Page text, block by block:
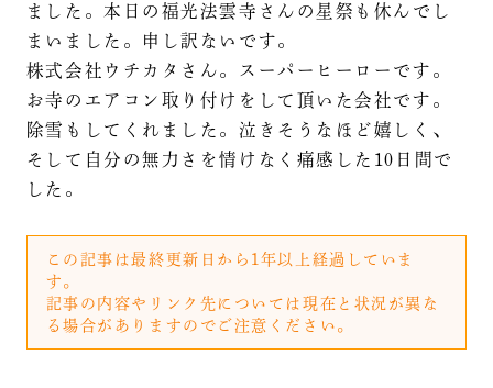
ました。本日の福光法雲寺さんの星祭も休んでし
まいました。申し訳ないです。
株式会社ウチカタさん。スーパーヒーローです。
お寺のエアコン取り付けをして頂いた会社です。
除雪もしてくれました。泣きそうなほど嬉しく、
そして自分の無力さを情けなく痛感した10日間で
した。
この記事は最終更新日から1年以上経過していま
す。
記事の内容やリンク先については現在と状況が異な
る場合がありますのでご注意ください。